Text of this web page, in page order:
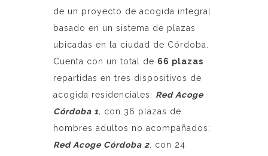
de un proyecto de acogida integral
basado en un sistema de plazas
ubicadas en la ciudad de Córdoba.
Cuenta con un total de 66 plazas
repartidas en tres dispositivos de
acogida residenciales: Red Acoge
Córdoba 1, con 36 plazas de
hombres adultos no acompañados;
Red Acoge Córdoba 2, con 24